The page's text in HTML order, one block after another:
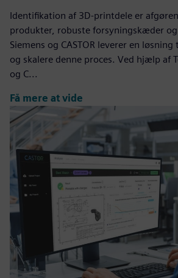
Identifikation af 3D-printdele er
produkter, robuste forsyningskæder
Siemens og CASTOR leverer en
og skalere denne proces. Ved hjælp af
og C...
Få mere at vide